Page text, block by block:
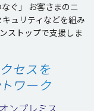
ぐ」
お客さまのニ
ュリティなどを組み
ストップで支援しま